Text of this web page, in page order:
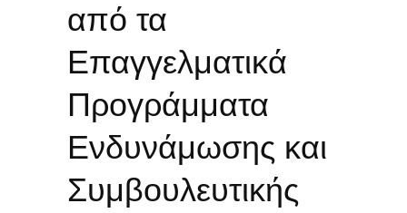
από τα
Επαγγελματικά
Προγράμματα
Ενδυνάμωσης και
Συμβουλευτικής